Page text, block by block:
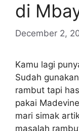
di
December 2,
Kamu lagi
Sudah
rambut tapi
pakai
mari simak
masalah